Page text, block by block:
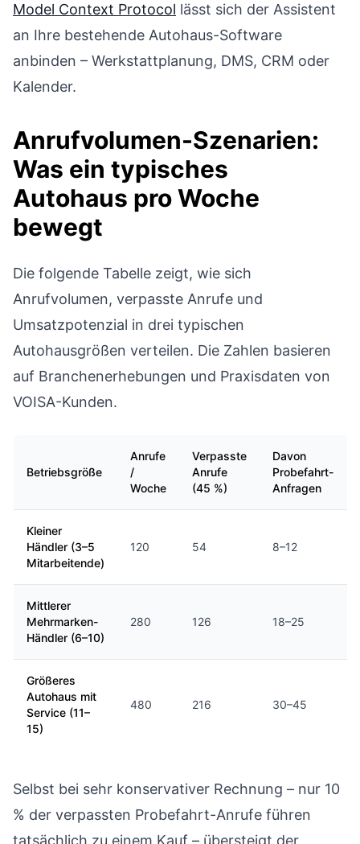
Model Context Protocol lässt sich der Assistent
an Ihre bestehende Autohaus-Software
anbinden – Werkstattplanung, DMS, CRM oder
Kalender.
Anrufvolumen-Szenarien:
Was ein typisches
Autohaus pro Woche
bewegt
Die folgende Tabelle zeigt, wie sich
Anrufvolumen, verpasste Anrufe und
Umsatzpotenzial in drei typischen
Autohausgrößen verteilen. Die Zahlen basieren
auf Branchenerhebungen und Praxisdaten von
VOISA-Kunden.
Betriebsgröße
Anrufe
/
Woche
Verpasste
Anrufe
(45 %)
Davon
Probefahrt-
Anfragen
Kleiner
Händler (3–5
Mitarbeitende)
120 54 8–12
Mittlerer
Mehrmarken-
Händler (6–10)
280 126 18–25
Größeres
Autohaus mit
Service (11–
15)
480 216 30–45
Selbst bei sehr konservativer Rechnung – nur 10
% der verpassten Probefahrt-Anrufe führen
tatsächlich zu einem Kauf – übersteigt der